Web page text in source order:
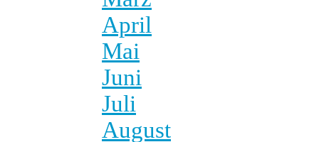
April
Mai
Juni
Juli
August